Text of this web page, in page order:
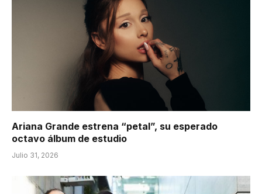
Ariana Grande estrena “petal”, su esperado
octavo álbum de estudio
Julio 31, 2026